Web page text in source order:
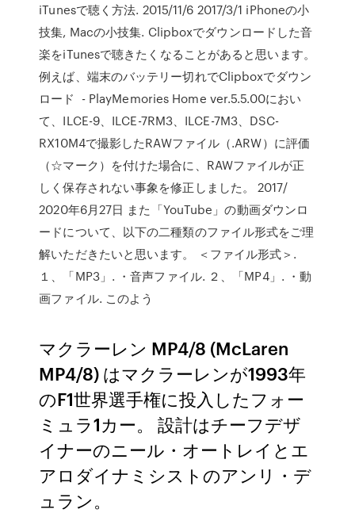
iTunesで聴く方法. 2015/11/6 2017/3/1 iPhoneの小
技集, Macの小技集. Clipboxでダウンロードした音
楽をiTunesで聴きたくなることがあると思います。
例えば、端末のバッテリー切れでClipboxでダウン
ロード - PlayMemories Home ver.5.5.00におい
て、ILCE-9、ILCE-7RM3、ILCE-7M3、DSC-
RX10M4で撮影したRAWファイル（.ARW）に評価
（☆マーク）を付けた場合に、RAWファイルが正
しく保存されない事象を修正しました。 2017/
2020年6月27日 また「YouTube」の動画ダウンロ
ードについて、以下の二種類のファイル形式をご理
解いただきたいと思います。 ＜ファイル形式＞.
１、「MP3」. ・音声ファイル. ２、「MP4」. ・動
画ファイル. このよう
マクラーレン MP4/8 (McLaren
MP4/8) はマクラーレンが1993年
のF1世界選手権に投入したフォー
ミュラ1カー。 設計はチーフデザ
イナーのニール・オートレイとエ
アロダイナミシストのアンリ・デ
ュラン。